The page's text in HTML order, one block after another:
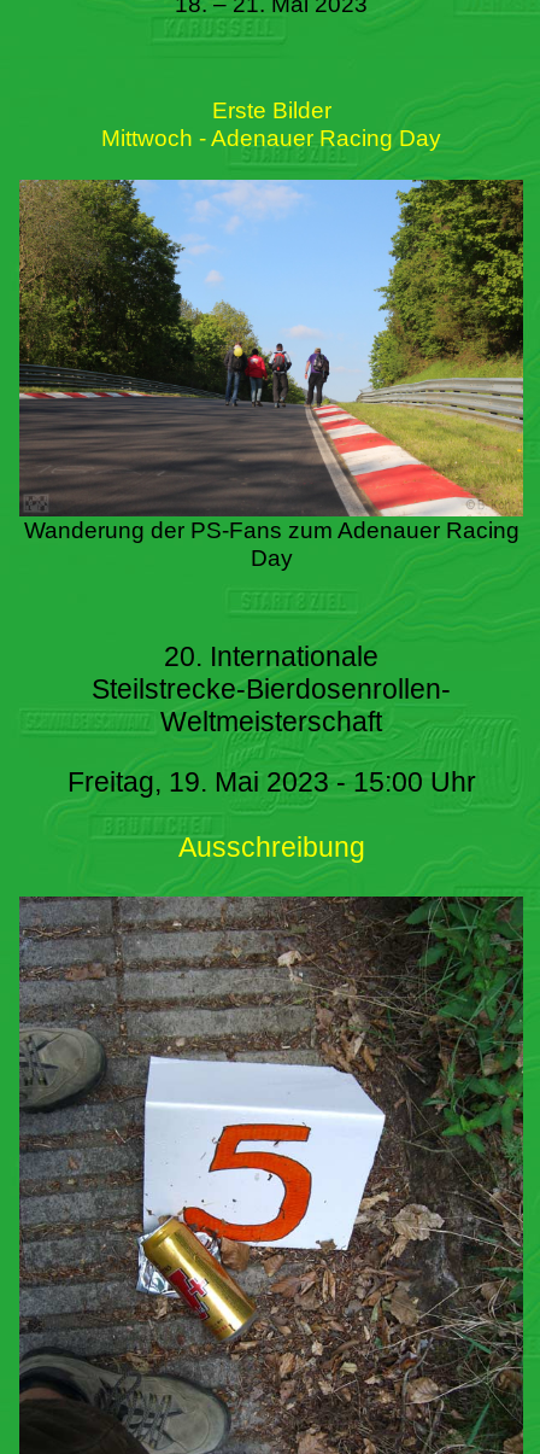
Erste Bilder
Mittwoch - Adenauer Racing Day
Wanderung der PS-Fans zum Adenauer Racing
Day
20. Internationale
Steilstrecke-Bierdosenrollen-
Weltmeisterschaft
Freitag, 19. Mai 2023 - 15:00 Uhr
Ausschreibung